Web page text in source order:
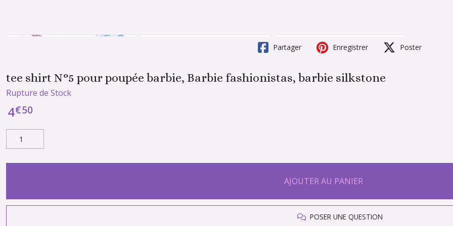
Partager Enregistrer Poster
tee shirt N°5 pour poupée barbie, Barbie fashionistas, barbie silkstone
Rupture de Stock
4€50
AJOUTER AU PANIER
POSER UNE QUESTION